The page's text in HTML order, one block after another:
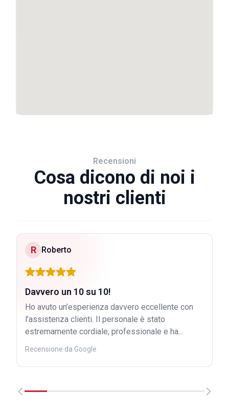
Recensioni
Cosa dicono di noi i
nostri clienti
R Roberto
Davvero un 10 su 10!
Ho avuto un’esperienza davvero eccellente con
l’assistenza clienti. Il personale è stato
estremamente cordiale, professionale e ha...
Recensione da Google